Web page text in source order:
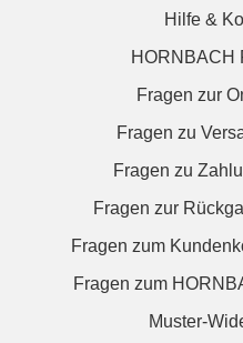
Hilfe &
HORNBACH
Fragen zur
Fragen zu
Fragen zu
Fragen zur
Fragen zum
Fragen zum
Muster-